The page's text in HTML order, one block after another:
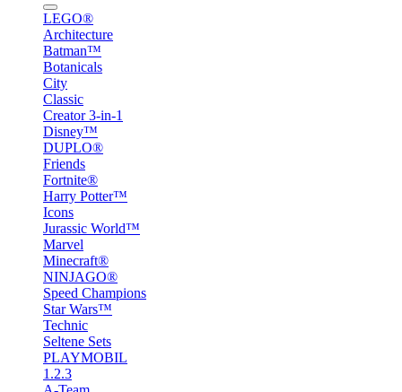
LEGO®
Architecture
Batman™
Botanicals
City
Classic
Creator 3-in-1
Disney™
DUPLO®
Friends
Fortnite®
Harry Potter™
Icons
Jurassic World™
Marvel
Minecraft®
NINJAGO®
Speed Champions
Star Wars™
Technic
Seltene Sets
PLAYMOBIL
1.2.3